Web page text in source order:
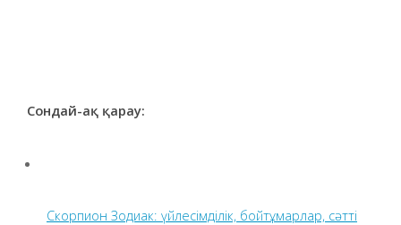
Сондай-ақ қарау:
Скорпион Зодиак: үйлесімділік, бойтұмарлар, сәтті